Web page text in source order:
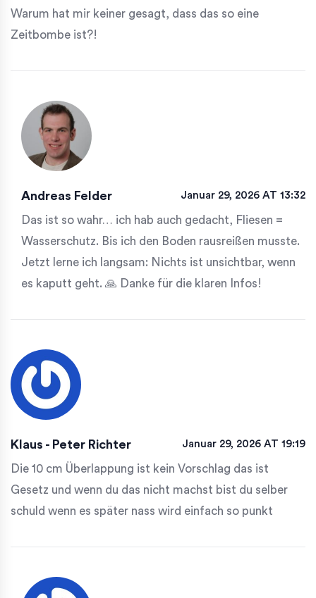
Warum hat mir keiner gesagt, dass das so eine
Zeitbombe ist?!
Andreas Felder Januar 29, 2026 AT 13:32
Das ist so wahr… ich hab auch gedacht, Fliesen =
Wasserschutz. Bis ich den Boden rausreißen musste.
Jetzt lerne ich langsam: Nichts ist unsichtbar, wenn
es kaputt geht. 🙏 Danke für die klaren Infos!
Klaus - Peter Richter Januar 29, 2026 AT 19:19
Die 10 cm Überlappung ist kein Vorschlag das ist
Gesetz und wenn du das nicht machst bist du selber
schuld wenn es später nass wird einfach so punkt